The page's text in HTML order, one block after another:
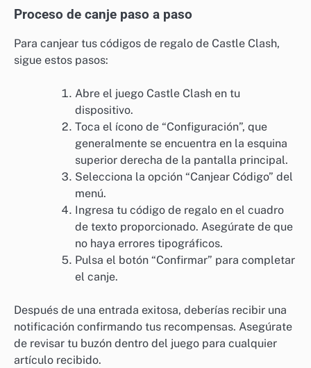
Proceso de canje paso a paso
Para canjear tus códigos de regalo de Castle Clash,
sigue estos pasos:
Abre el juego Castle Clash en tu
dispositivo.
Toca el ícono de “Configuración”, que
generalmente se encuentra en la esquina
superior derecha de la pantalla principal.
Selecciona la opción “Canjear Código” del
menú.
Ingresa tu código de regalo en el cuadro
de texto proporcionado. Asegúrate de que
no haya errores tipográficos.
Pulsa el botón “Confirmar” para completar
el canje.
Después de una entrada exitosa, deberías recibir una
notificación confirmando tus recompensas. Asegúrate
de revisar tu buzón dentro del juego para cualquier
artículo recibido.